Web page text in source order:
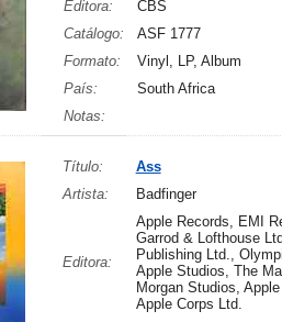
Editora:
CBS
Catálogo:
ASF 1777
Formato:
Vinyl, LP, Album
País:
South Africa
Notas:
Título:
Ass
Artista:
Badfinger
Editora:
Apple Records, EMI
Garrod & Lofthouse
Publishing Ltd.,
Apple Studios, The
Morgan Studios,
Apple Corps Ltd.